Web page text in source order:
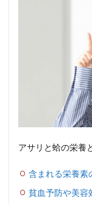
アサリと蛤の栄養
含まれる栄養素
貧血予防や美容